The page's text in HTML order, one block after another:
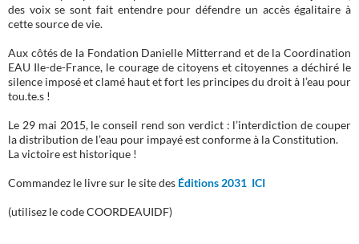
des voix se sont fait entendre pour défendre un accès égalitaire à
cette source de vie.
Aux côtés de la Fondation Danielle Mitterrand et de la Coordination
EAU Ile-de-France, le courage de citoyens et citoyennes a déchiré le
silence imposé et clamé haut et fort les principes du droit à l’eau pour
tou.te.s !
Le 29 mai 2015, le conseil rend son verdict : l’interdiction de couper
la distribution de l’eau pour impayé est conforme à la Constitution.
La victoire est historique !
Commandez le livre sur le site des Éditions 2031 ICI
(utilisez le code COORDEAUIDF)